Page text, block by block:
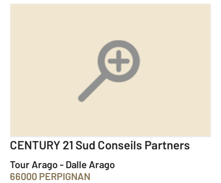
CENTURY 21 Sud Conseils Partners
Tour Arago - Dalle Arago
66000 PERPIGNAN